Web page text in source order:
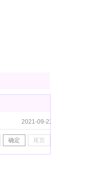
2021-09-22
确定 尾页